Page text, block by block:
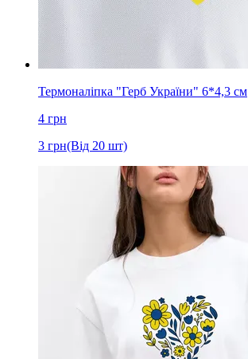
Термоналіпка "Герб України" 6*4,3 см
4 грн
3 грн(Від 20 шт)